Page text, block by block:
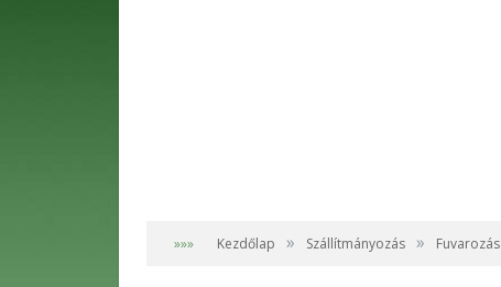
»»» Kezdőlap » Szállítmányozás » Fuvarozás